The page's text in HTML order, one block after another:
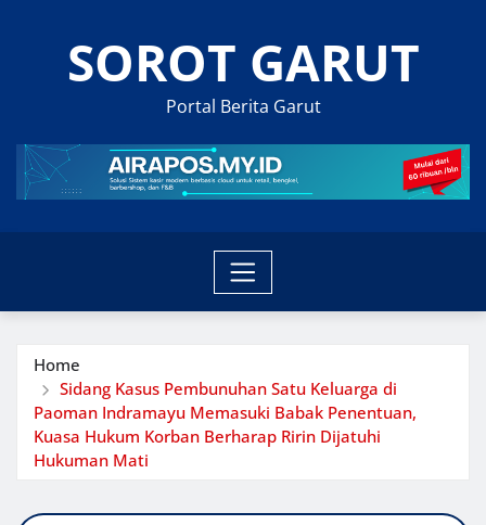
SOROT GARUT
Portal Berita Garut
Home
Sidang Kasus Pembunuhan Satu Keluarga di
Paoman Indramayu Memasuki Babak Penentuan,
Kuasa Hukum Korban Berharap Ririn Dijatuhi
Hukuman Mati